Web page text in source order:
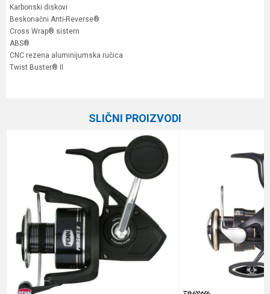
Karbonski diskovi
Beskonačni Anti-Reverse®
Cross Wrap® sistem
ABS®
CNC rezena aluminijumska ručica
Twist Buster® II
6+1
8000
Brend Daiwa
Kapacitet 0.33/300 m
Težina 635 g
Anti-spam zaštita - izračunajte koliko je 9 - 4 :
SLIČNI PROIZVODI